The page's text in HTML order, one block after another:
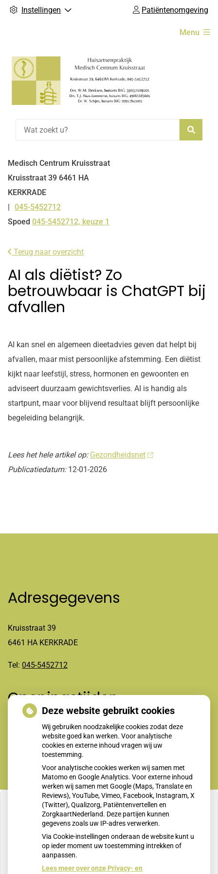
Instellingen Patiëntenomgeving
Menu
Medisch Centrum Kruisstraat
Kruisstraat 39 6461 HA
KERKRADE
Tel:
045-5452712
Spoed 045-5452712, keuze 1
Terug naar overzicht
AI als diëtist? Zo
betrouwbaar is ChatGPT bij
afvallen
AI kan snel en algemeen dieetadvies geven dat helpt bij
afvallen, maar mist persoonlijke afstemming. Een diëtist
kijkt naar leefstijl, stress, hormonen en gewoonten en
adviseert duurzaam gewichtsverlies. AI is handig als
startpunt, maar voor blijvend resultaat blijft persoonlijke
begeleiding belangrijk.
Lees het hele artikel op: Gezondheidsnet
Publicatiedatum: 12-01-2026
Adresgegevens
Kruisstraat 39
6461 HA KERKRADE
Tel: 045-5452712
Openingstijden
Maandag t/m vrijdag 8-12.00 en 13.30-17.00 uur
U heeft geen toestemming gegeven voor
externe inhoud die nodig is om dit te zien.
Cookie-instellingen wijzigen
Deze website gebruikt cookies
Wij gebruiken noodzakelijke cookies zodat deze
website goed kan werken. Voor analytische
cookies en externe inhoud vragen wij uw
toestemming.
Voor analytische cookies werken wij samen met
Matomo en Google Analytics. Voor externe inhoud
werken wij samen met Google (Maps, Translate en
Reviews), YouTube, Vimeo, Facebook, Instagram, X
(Twitter), Qualizorg, Patiëntenvertellen en
ZorgkaartNederland. Deze partijen kunnen
gegevens zoals uw IP-adres verwerken.
Via Cookie-instellingen onderaan de website kunt u
op ieder moment uw toestemming intrekken of
aanpassen.
Lees meer over onze Privacy- en